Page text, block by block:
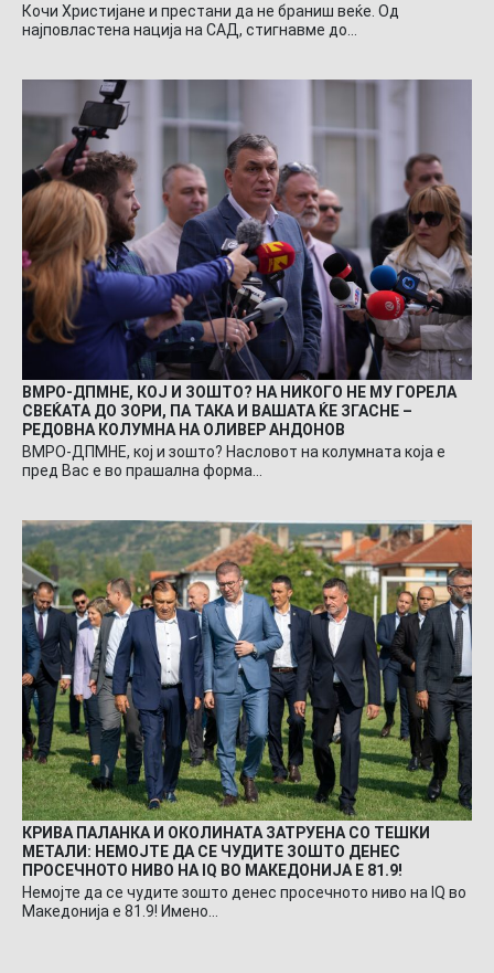
Кочи Христијане и престани да не браниш веќе. Од
најповластена нација на САД, стигнавме до…
ВМРО-ДПМНЕ, КОЈ И ЗОШТО? НА НИКОГО НЕ МУ ГОРЕЛА
СВЕЌАТА ДО ЗОРИ, ПА ТАКА И ВАШАТА ЌЕ ЗГАСНЕ –
РЕДОВНА КОЛУМНА НА ОЛИВЕР АНДОНОВ
ВМРО-ДПМНЕ, кој и зошто? Насловот на колумната која е
пред Вас е во прашална форма…
КРИВА ПАЛАНКА И ОКОЛИНАТА ЗАТРУЕНА СО ТЕШКИ
МЕТАЛИ: НЕМОЈТЕ ДА СЕ ЧУДИТЕ ЗОШТО ДЕНЕС
ПРОСЕЧНОТО НИВО НА IQ ВО МАКЕДОНИЈА Е 81.9!
Немојте да се чудите зошто денес просечното ниво на IQ во
Македонија е 81.9! Имено…